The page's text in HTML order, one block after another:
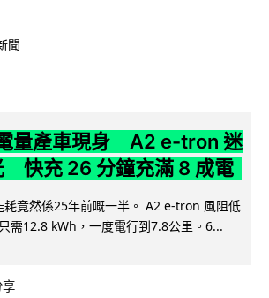
聞
量產車現身 A2 e-tron 迷
快充 26 分鐘充滿 8 成電
竟然係25年前嘅一半。 A2 e-tron 風阻低
需12.8 kWh，一度電行到7.8公里。6...